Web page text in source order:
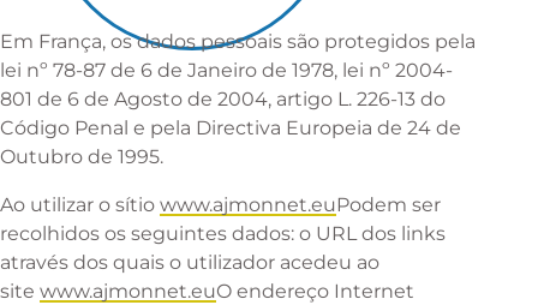
Em França, os dados pessoais são protegidos pela
lei nº 78-87 de 6 de Janeiro de 1978, lei nº 2004-
801 de 6 de Agosto de 2004, artigo L. 226-13 do
Código Penal e pela Directiva Europeia de 24 de
Outubro de 1995.
Ao utilizar o sítio www.ajmonnet.euPodem ser
recolhidos os seguintes dados: o URL dos links
através dos quais o utilizador acedeu ao
site www.ajmonnet.euO endereço Internet